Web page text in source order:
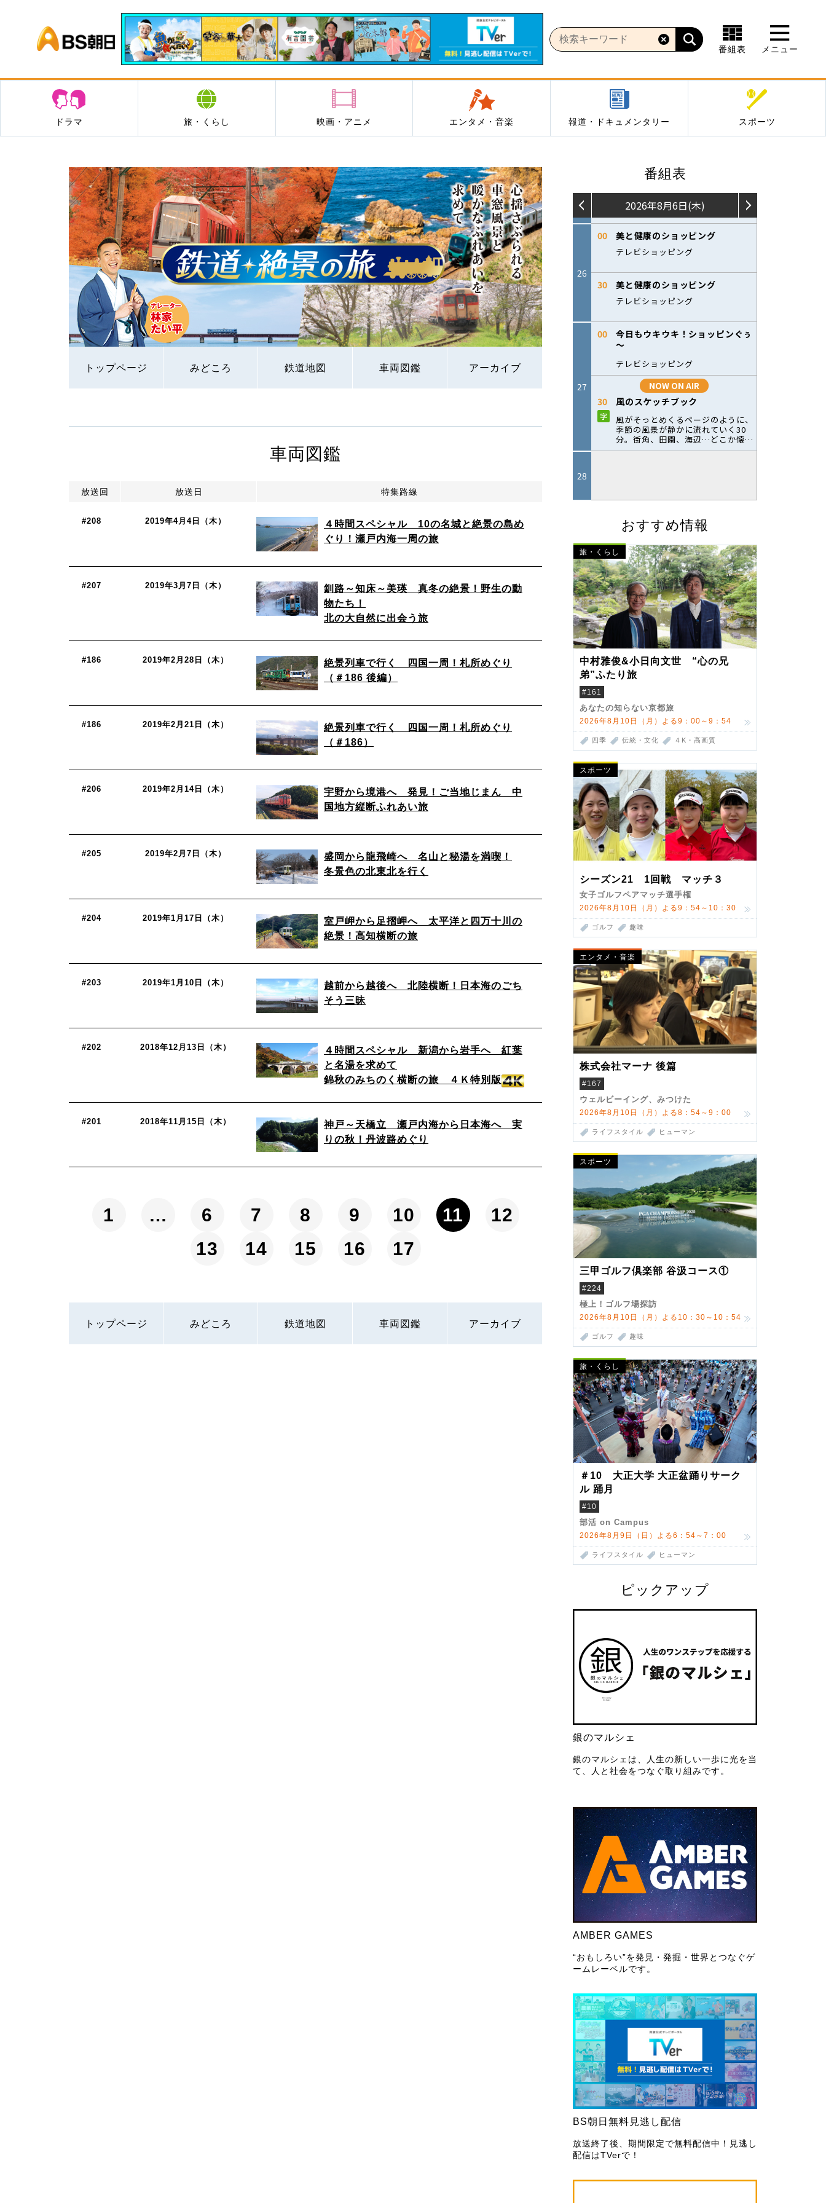
BS朝日
番組表 メニュー
ドラマ 旅・くらし 映画・アニメ エンタメ・音楽 報道・ドキュメンタリー スポーツ
トップページ みどころ 鉄道地図 車両図鑑 アーカイブ
番組表
おすすめ情報
旅・くらし
中村雅俊&小日向文世 “心の兄
弟”ふたり旅
#161
あなたの知らない京都旅
2026年8月10日（月）よる9：00～9：54
四季 伝統・文化 ４K・高画質
スポーツ
シーズン21 1回戦 マッチ３
女子ゴルフペアマッチ選手権
2026年8月10日（月）よる9：54～10：30
ゴルフ 趣味
エンタメ・音楽
株式会社マーナ 後篇
#167
ウェルビーイング、みつけた
2026年8月10日（月）よる8：54～9：00
ライフスタイル ヒューマン
スポーツ
三甲ゴルフ倶楽部 谷汲コース①
#224
極上！ゴルフ場探訪
2026年8月10日（月）よる10：30～10：54
ゴルフ 趣味
旅・くらし
＃10 大正大学 大正盆踊りサーク
ル 踊月
#10
部活 on Campus
2026年8月9日（日）よる6：54～7：00
ライフスタイル ヒューマン
ピックアップ
銀のマルシェ
銀のマルシェは、人生の新しい一歩に光を当
て、人と社会をつなぐ取り組みです。
AMBER GAMES
“おもしろい”を発見・発掘・世界とつなぐゲ
ームレーベルです。
BS朝日無料見逃し配信
放送終了後、期間限定で無料配信中！見逃し
配信はTVerで！
車両図鑑
放送回 放送日 特集路線
#208 2019年4月4日（木）
４時間スペシャル 10の名城と絶景の島め
ぐり！瀬戸内海一周の旅
#207 2019年3月7日（木）
釧路～知床～美瑛 真冬の絶景！野生の動
物たち！
北の大自然に出会う旅
#186 2019年2月28日（木）
絶景列車で行く 四国一周！札所めぐり
（＃186 後編）
#186 2019年2月21日（木）
絶景列車で行く 四国一周！札所めぐり
（＃186）
#206 2019年2月14日（木）
宇野から境港へ 発見！ご当地じまん 中
国地方縦断ふれあい旅
#205 2019年2月7日（木）
盛岡から龍飛崎へ 名山と秘湯を満喫！
冬景色の北東北を行く
#204 2019年1月17日（木）
室戸岬から足摺岬へ 太平洋と四万十川の
絶景！高知横断の旅
#203 2019年1月10日（木）
越前から越後へ 北陸横断！日本海のごち
そう三昧
#202 2018年12月13日（木）
４時間スペシャル 新潟から岩手へ 紅葉
と名湯を求めて
錦秋のみちのく横断の旅 ４Ｋ特別版
#201 2018年11月15日（木）
神戸～天橋立 瀬戸内海から日本海へ 実
りの秋！丹波路めぐり
1 … 6 7 8 9 10 11
12
13
14 15 16 17
トップページ みどころ 鉄道地図 車両図鑑 アーカイブ